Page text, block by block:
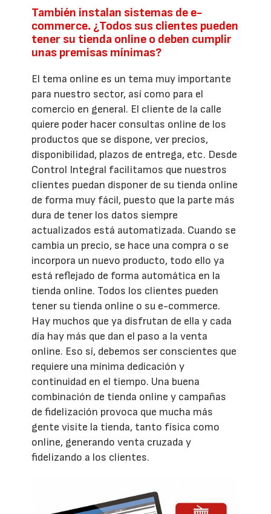
También instalan sistemas de e-
commerce. ¿Todos sus clientes pueden
tener su tienda online o deben cumplir
unas premisas mínimas?
El tema online es un tema muy importante
para nuestro sector, así como para el
comercio en general. El cliente de la calle
quiere poder hacer consultas online de los
productos que se dispone, ver precios,
disponibilidad, plazos de entrega, etc. Desde
Control Integral facilitamos que nuestros
clientes puedan disponer de su tienda online
de forma muy fácil, puesto que la parte más
dura de tener los datos siempre
actualizados está automatizada. Cuando se
cambia un precio, se hace una compra o se
incorpora un nuevo producto, todo ello ya
está reflejado de forma automática en la
tienda online. Todos los clientes pueden
tener su tienda online o su e-commerce.
Hay muchos que ya disfrutan de ella y cada
día hay más que dan el paso a la venta
online. Eso sí, debemos ser conscientes que
requiere una mínima dedicación y
continuidad en el tiempo. Una buena
combinación de tienda online y campañas
de fidelización provoca que mucha más
gente visite la tienda, tanto física como
online, generando venta cruzada y
fidelizando a los clientes.